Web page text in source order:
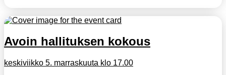
Avoin hallituksen kokous
keskiviikko 5. marraskuuta klo 17.00